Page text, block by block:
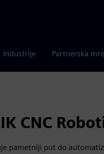
Industrije Partnerska
CNC
pametniji put do